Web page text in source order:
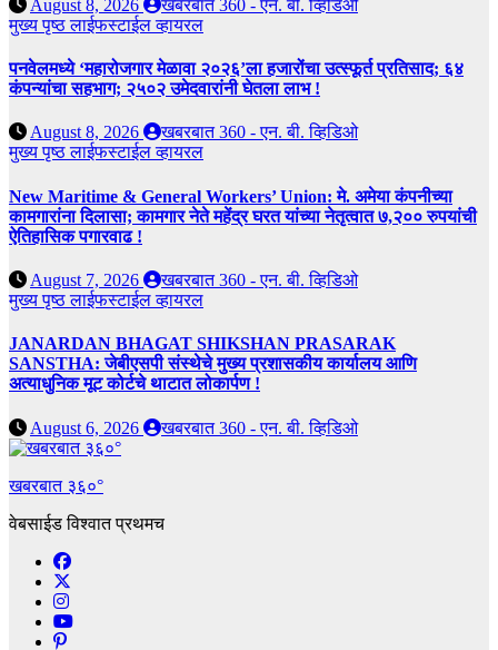
August 8, 2026
खबरबात 360 - एन. बी. व्हिडिओ
मुख्य पृष्ठलाईफस्टाईलव्हायरल
पनवेलमध्ये ‘महारोजगार मेळावा २०२६’ला हजारोंचा उत्स्फूर्त प्रतिसाद; ६४
कंपन्यांचा सहभाग; २५०२ उमेदवारांनी घेतला लाभ !
August 8, 2026
खबरबात 360 - एन. बी. व्हिडिओ
मुख्य पृष्ठलाईफस्टाईलव्हायरल
New Maritime & General Workers’ Union: मे. अमेया कंपनीच्या
कामगारांना दिलासा; कामगार नेते महेंद्र घरत यांच्या नेतृत्वात ७,२०० रुपयांची
ऐतिहासिक पगारवाढ !
August 7, 2026
खबरबात 360 - एन. बी. व्हिडिओ
मुख्य पृष्ठलाईफस्टाईलव्हायरल
JANARDAN BHAGAT SHIKSHAN PRASARAK
SANSTHA: जेबीएसपी संस्थेचे मुख्य प्रशासकीय कार्यालय आणि
अत्याधुनिक मूट कोर्टचे थाटात लोकार्पण !
August 6, 2026 खबरबात 360 - एन. बी. व्हिडिओ
खबरबात ३६०°
वेबसाईड विश्वात प्रथमच